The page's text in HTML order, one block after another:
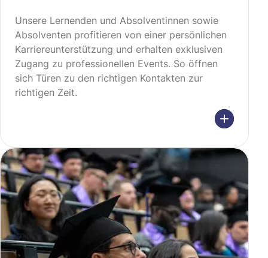
Unsere Lernenden und Absolventinnen sowie
Absolventen profitieren von einer persönlichen
Karriereunterstützung und erhalten exklusiven
Zugang zu professionellen Events. So öffnen
sich Türen zu den richtigen Kontakten zur
richtigen Zeit.